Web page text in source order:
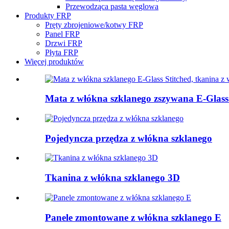
Przewodząca pasta węglowa
Produkty FRP
Pręty zbrojeniowe/kotwy FRP
Panel FRP
Drzwi FRP
Płyta FRP
Więcej produktów
Mata z włókna szklanego zszywana E-
Pojedyncza przędza z włókna szklanego
Tkanina z włókna szklanego 3D
Panele zmontowane z włókna szklanego E